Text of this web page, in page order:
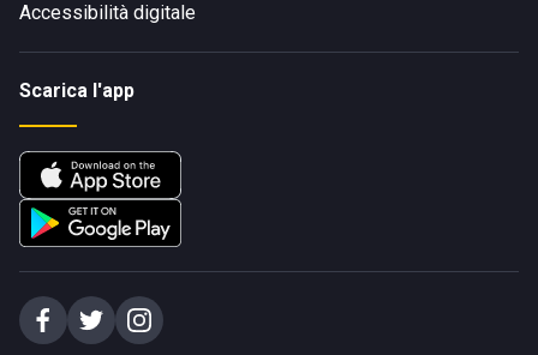
Accessibilità digitale
Scarica l'app